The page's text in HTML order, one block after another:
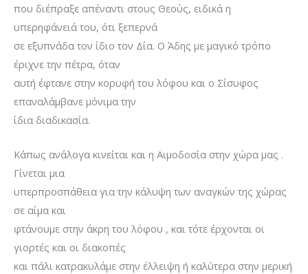
που διέπραξε απέναντι στους Θεούς, ειδικά η
υπερηφάνειά του, ότι ξεπερνά
σε εξυπνάδα τον ίδιο τον Δία. Ο Άδης με μαγικό τρόπο
έριχνε την πέτρα, όταν
αυτή έφτανε στην κορυφή του λόφου και ο Σίσυφος
επαναλάμβανε μόνιμα την
ίδια διαδικασία.
Κάπως ανάλογα κινείται και η Αιμοδοσία στην χώρα μας .
Γίνεται μια
υπερπροσπάθεια για την κάλυψη των αναγκών της χώρας
σε αίμα και
φτάνουμε στην άκρη του λόφου , και τότε έρχονται οι
γιορτές και οι διακοπές
και πάλι κατρακυλάμε στην έλλειψη ή καλύτερα στην μερική